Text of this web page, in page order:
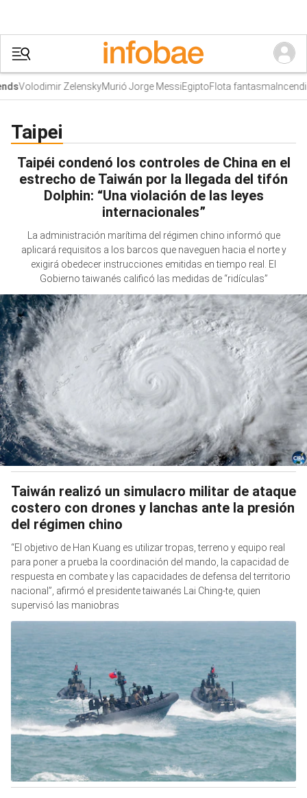
Volodimir ZelenskyMurió Jorge MessiEgiptoFlota fantasma
Taipei
Taipéi condenó los controles de China en el
estrecho de Taiwán por la llegada del tifón
Dolphin: “Una violación de las leyes
internacionales”
La administración marítima del régimen chino informó que
aplicará requisitos a los barcos que naveguen hacia el norte y
exigirá obedecer instrucciones emitidas en tiempo real. El
Gobierno taiwanés calificó las medidas de “ridículas”
Taiwán realizó un simulacro militar de ataque
costero con drones y lanchas ante la presión
del régimen chino
“El objetivo de Han Kuang es utilizar tropas, terreno y equipo real
para poner a prueba la coordinación del mando, la capacidad de
respuesta en combate y las capacidades de defensa del territorio
nacional”, afirmó el presidente taiwanés Lai Ching-te, quien
supervisó las maniobras